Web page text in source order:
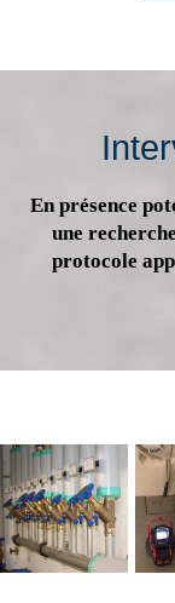
En présence
une
protocole